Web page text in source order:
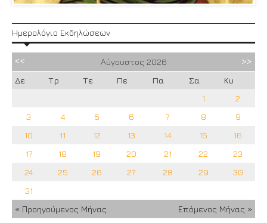
Ημερολόγιο Εκδηλώσεων
Αύγουστος 2026
Δε
Τρ Τε Πε Πα Σα
Κυ
1
2
3
4 5 6 7 8
9
10
11 12 13 14 15
16
17
18 19 20 21 22
23
24
25 26 27 28 29
30
31
« Προηγούμενος Μήνας
Επόμενος Μήνας »